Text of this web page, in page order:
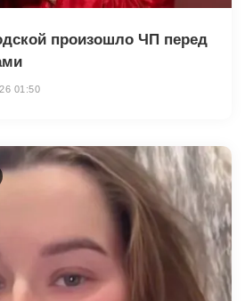
произошло ЧП перед
01:50